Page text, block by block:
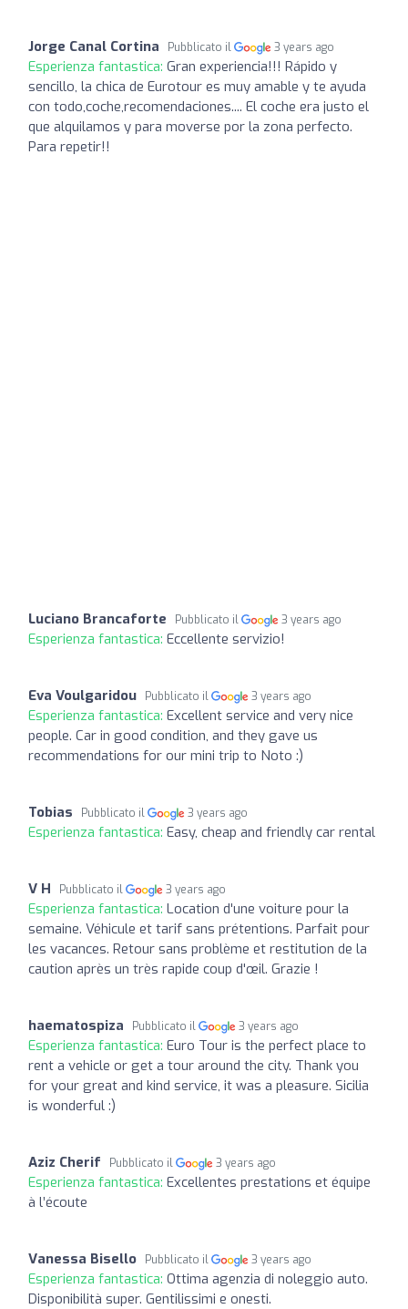
Jorge Canal Cortina Pubblicato il 3 years ago
Esperienza fantastica: Gran experiencia!!! Rápido y
sencillo, la chica de Eurotour es muy amable y te ayuda
con todo,coche,recomendaciones.... El coche era justo el
que alquilamos y para moverse por la zona perfecto.
Para repetir!!
Luciano Brancaforte Pubblicato il 3 years ago
Esperienza fantastica: Eccellente servizio!
Eva Voulgaridou Pubblicato il 3 years ago
Esperienza fantastica: Excellent service and very nice
people. Car in good condition, and they gave us
recommendations for our mini trip to Noto :)
Tobias Pubblicato il 3 years ago
Esperienza fantastica: Easy, cheap and friendly car rental
V H Pubblicato il 3 years ago
Esperienza fantastica: Location d'une voiture pour la
semaine. Véhicule et tarif sans prétentions. Parfait pour
les vacances. Retour sans problème et restitution de la
caution après un très rapide coup d'œil. Grazie !
haematospiza Pubblicato il 3 years ago
Esperienza fantastica: Euro Tour is the perfect place to
rent a vehicle or get a tour around the city. Thank you
for your great and kind service, it was a pleasure. Sicilia
is wonderful :)
Aziz Cherif Pubblicato il 3 years ago
Esperienza fantastica: Excellentes prestations et équipe
à l’écoute
Vanessa Bisello Pubblicato il 3 years ago
Esperienza fantastica: Ottima agenzia di noleggio auto.
Disponibilità super. Gentilissimi e onesti.